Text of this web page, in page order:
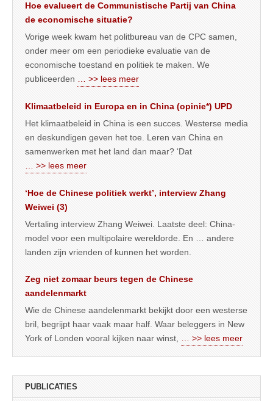
Hoe evalueert de Communistische Partij van China
de economische situatie?
Vorige week kwam het politbureau van de CPC samen,
onder meer om een periodieke evaluatie van de
economische toestand en politiek te maken. We
publiceerden … >> lees meer
Klimaatbeleid in Europa en in China (opinie*) UPD
Het klimaatbeleid in China is een succes. Westerse media
en deskundigen geven het toe. Leren van China en
samenwerken met het land dan maar? ‘Dat
… >> lees meer
‘Hoe de Chinese politiek werkt’, interview Zhang
Weiwei (3)
Vertaling interview Zhang Weiwei. Laatste deel: China-
model voor een multipolaire wereldorde. En … andere
landen zijn vrienden of kunnen het worden.
Zeg niet zomaar beurs tegen de Chinese
aandelenmarkt
Wie de Chinese aandelenmarkt bekijkt door een westerse
bril, begrijpt haar vaak maar half. Waar beleggers in New
York of Londen vooral kijken naar winst, … >> lees meer
PUBLICATIES